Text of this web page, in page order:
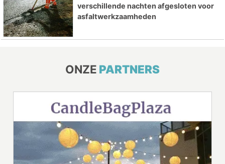
verschillende nachten afgesloten voor
asfaltwerkzaamheden
ONZE PARTNERS